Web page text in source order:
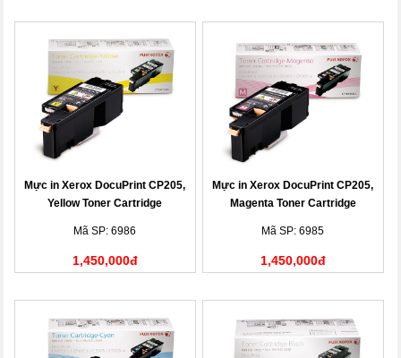
Mực in Xerox DocuPrint CP205,
Yellow Toner Cartridge
Mã SP: 6986
1,450,000đ
Mực in Xerox DocuPrint CP205,
Magenta Toner Cartridge
Mã SP: 6985
1,450,000đ